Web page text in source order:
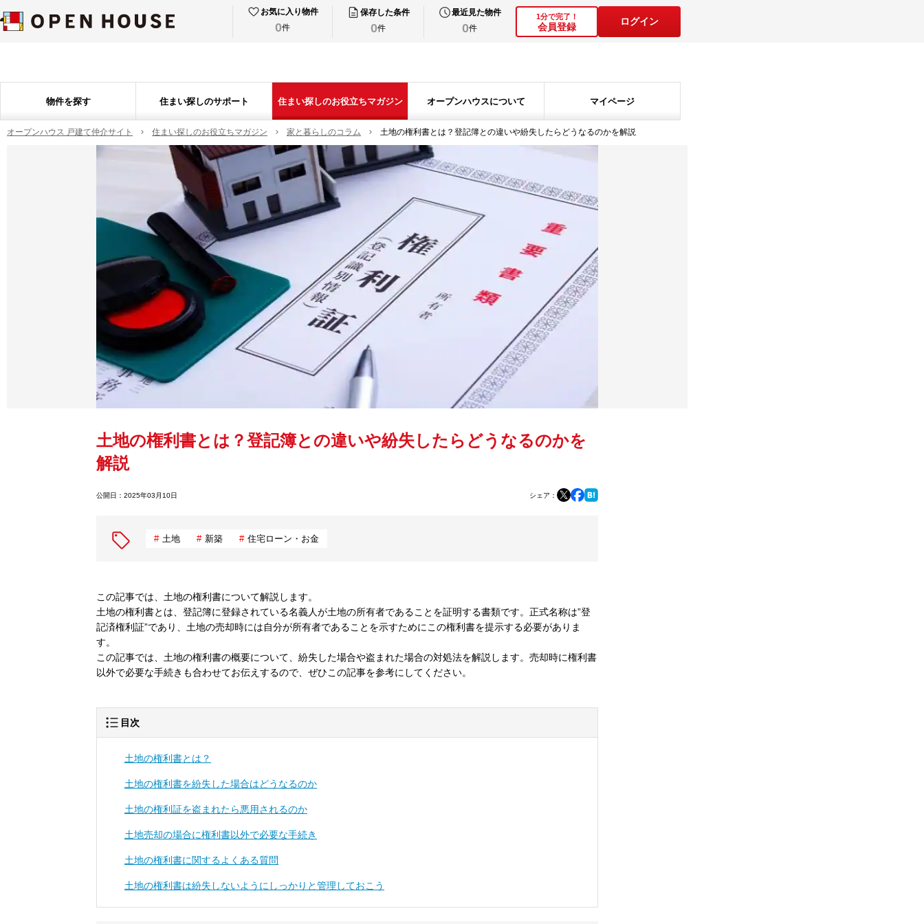
お気に入り物件
0件
保存した条件
0件
最近見た物件
0件
1分で完了！
会員登録
ログイン
物件を探す 住まい探しのサポート 住まい探しのお役立ちマガジン オープンハウスについて マイページ
オープンハウス 戸建て仲介サイト 住まい探しのお役立ちマガジン 家と暮らしのコラム 土地の権利書とは？登記簿との違いや紛失したらどうなるのかを解説
土地の権利書とは？登記簿との違いや紛失したらどうなるのかを
解説
公開日： 2025年03月10日 シェア：
土地 新築 住宅ローン・お金
この記事では、土地の権利書について解説します。
土地の権利書とは、登記簿に登録されている名義人が土地の所有者であることを証明する書類です。正式名称は”登
記済権利証”であり、土地の売却時には自分が所有者であることを示すためにこの権利書を提示する必要がありま
す。
この記事では、土地の権利書の概要について、紛失した場合や盗まれた場合の対処法を解説します。売却時に権利書
以外で必要な手続きも合わせてお伝えするので、ぜひこの記事を参考にしてください。
目次
土地の権利書とは？
土地の権利書を紛失した場合はどうなるのか
土地の権利証を盗まれたら悪用されるのか
土地売却の場合に権利書以外で必要な手続き
土地の権利書に関するよくある質問
土地の権利書は紛失しないようにしっかりと管理しておこう